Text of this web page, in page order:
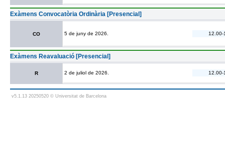
Exàmens Convocatòria Ordinària [Presencial]
CO 5 de juny de 2026. 12.00-
Exàmens Reavaluació [Presencial]
R 2 de juliol de 2026. 12.00-
v5.1.13 20250520 © Universitat de Barcelona